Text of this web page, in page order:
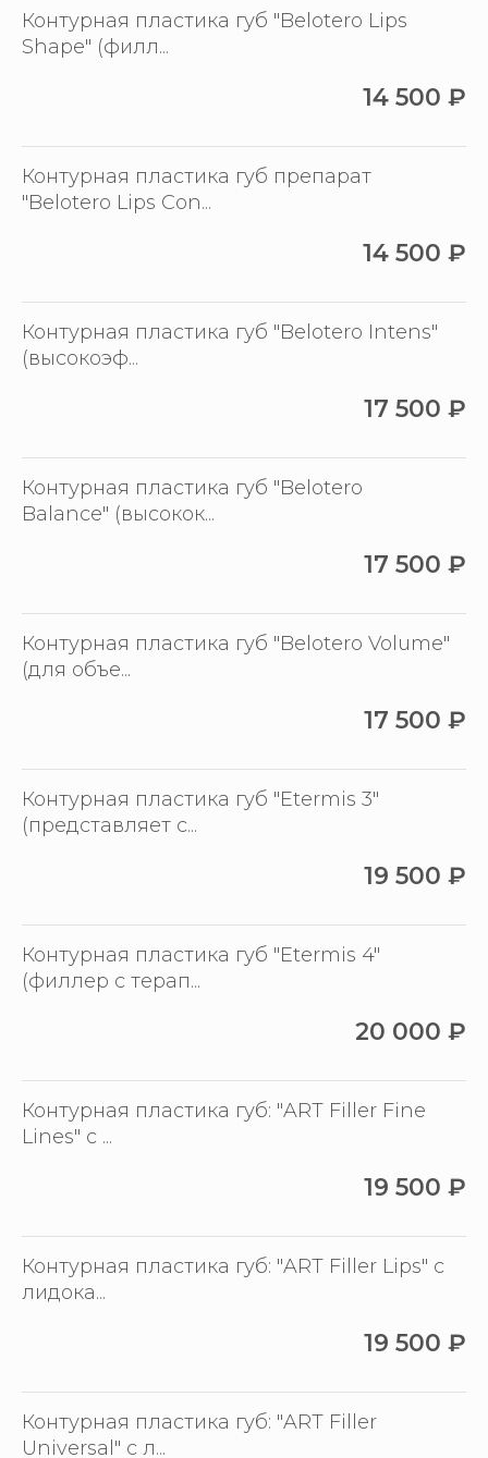
Контурная пластика губ "Belotero Lips
Shape" (филл...
14 500 ₽
Контурная пластика губ препарат
"Belotero Lips Con...
14 500 ₽
Контурная пластика губ "Belotero Intens"
(высокоэф...
17 500 ₽
Контурная пластика губ "Belotero
Balance" (высокок...
17 500 ₽
Контурная пластика губ "Belotero Volume"
(для объе...
17 500 ₽
Контурная пластика губ "Etermis 3"
(представляет с...
19 500 ₽
Контурная пластика губ "Etermis 4"
(филлер с терап...
20 000 ₽
Контурная пластика губ: "ART Filler Fine
Lines" с ...
19 500 ₽
Контурная пластика губ: "ART Filler Lips" с
лидока...
19 500 ₽
Контурная пластика губ: "ART Filler
Universal" с л...